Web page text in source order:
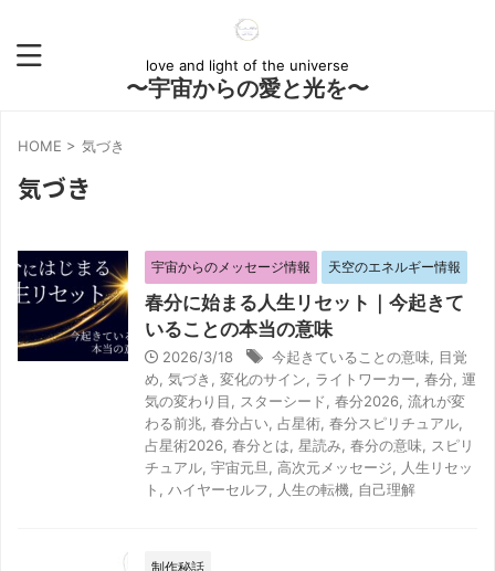
love and light of the universe
〜宇宙からの愛と光を〜
HOME > 気づき
気づき
宇宙からのメッセージ情報 天空のエネルギー情報
春分に始まる人生リセット｜今起きて
いることの本当の意味
2026/3/18 今起きていることの意味
目覚
め 気づき 変化のサイン ライトワーカー 春分 運
気の変わり目
スターシード 春分2026 流れが変
わる前兆 春分占い 占星術 春分スピリチュアル
占星術2026 春分とは 星読み 春分の意味
スピリ
チュアル 宇宙元旦 高次元メッセージ
人生リセッ
ト
ハイヤーセルフ 人生の転機 自己理解
制作秘話